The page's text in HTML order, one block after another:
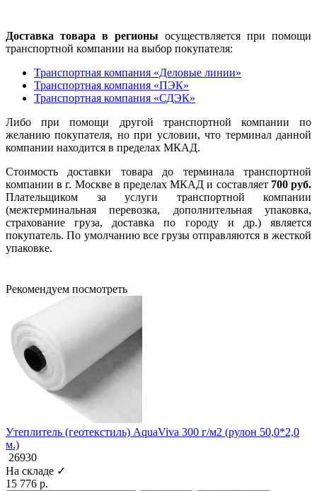
Доставка товара в регионы осуществляется при помощи
транспортной компании на выбор покупателя:
Транспортная компания «Деловые линии»
Транспортная компания «ПЭК»
Транспортная компания «СДЭК»
Либо при помощи другой транспортной компании по
желанию покупателя, но при условии, что терминал данной
компании находится в пределах МКАД.
Стоимость доставки товара до терминала транспортной
компании в г. Москве в пределах МКАД и составляет 700 руб.
Плательщиком за услуги транспортной компании
(межтерминальная перевозка, дополнительная упаковка,
страхование груза, доставка по городу и др.) является
покупатель. По умолчанию все грузы отправляются в жесткой
упаковке.
Рекомендуем посмотреть
Утеплитель (геотекстиль) AquaViva 300 г/м2 (рулон 50,0*2,0
м.)
26930
На складе ✓
15 776 р.